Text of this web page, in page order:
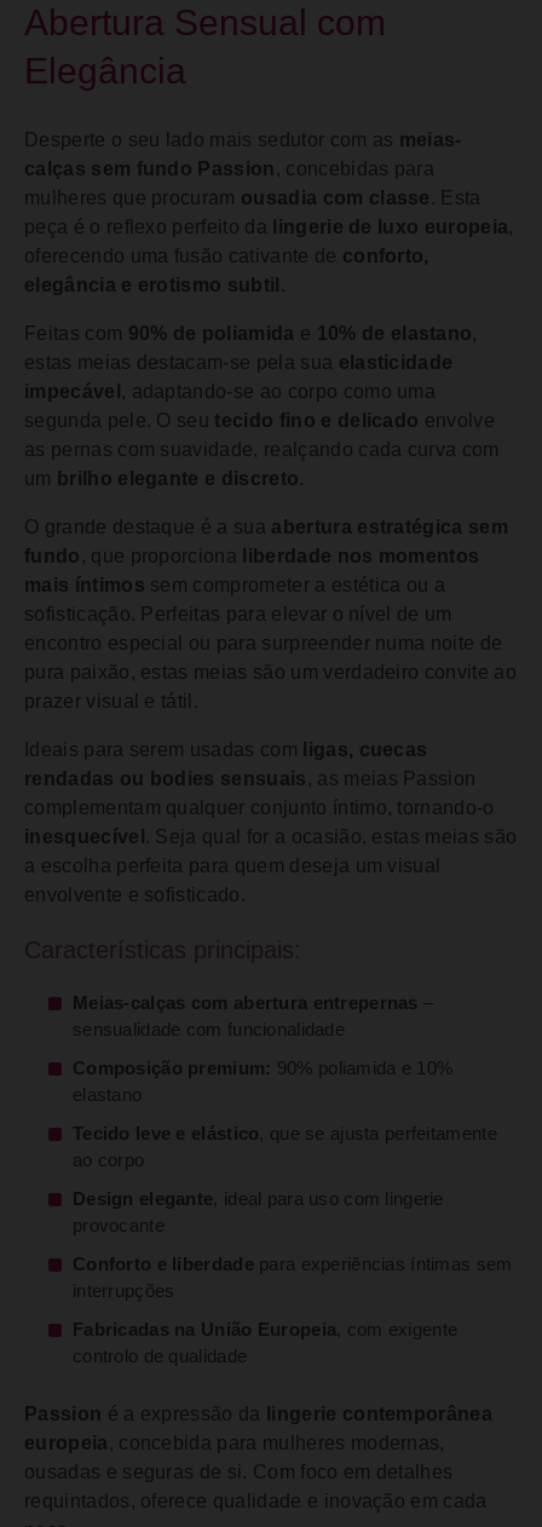
Abertura Sensual com
Elegância
Desperte o seu lado mais sedutor com as meias-
calças sem fundo Passion , concebidas para
mulheres que procuram ousadia com classe . Esta
peça é o reflexo perfeito da
lingerie de luxo europeia,
oferecendo uma fusão cativante de conforto,
elegância e erotismo subtil .
Feitas com 90% de poliamida e 10% de elastano,
estas meias destacam-se pela sua elasticidade
impecável , adaptando-se ao corpo como uma
segunda pele. O seu tecido fino e delicado envolve
as pernas com suavidade, realçando cada curva com
um
brilho elegante e discreto.
O grande destaque é a sua abertura estratégica sem
fundo , que proporciona
liberdade nos momentos
mais íntimos sem comprometer a estética ou a
sofisticação. Perfeitas para elevar o nível de um
encontro especial ou para surpreender numa noite de
pura paixão, estas meias são um verdadeiro convite ao
prazer visual e tátil.
Ideais para serem usadas com
ligas, cuecas
rendadas ou bodies sensuais , as meias Passion
complementam qualquer conjunto íntimo, tornando-o
inesquecível . Seja qual for a ocasião, estas meias são
a escolha perfeita para quem deseja um visual
envolvente e sofisticado.
Características principais:
Meias-calças com abertura entrepernas –
sensualidade com funcionalidade
Composição premium: 90% poliamida e 10%
elastano
Tecido leve e elástico, que se ajusta perfeitamente
ao corpo
Design elegante, ideal para uso com lingerie
provocante
Conforto e liberdade para experiências íntimas sem
interrupções
Fabricadas na União Europeia, com exigente
controlo de qualidade
Passion é a expressão da
lingerie contemporânea
europeia , concebida para mulheres modernas,
ousadas e seguras de si. Com foco em detalhes
requintados, oferece qualidade e inovação em cada